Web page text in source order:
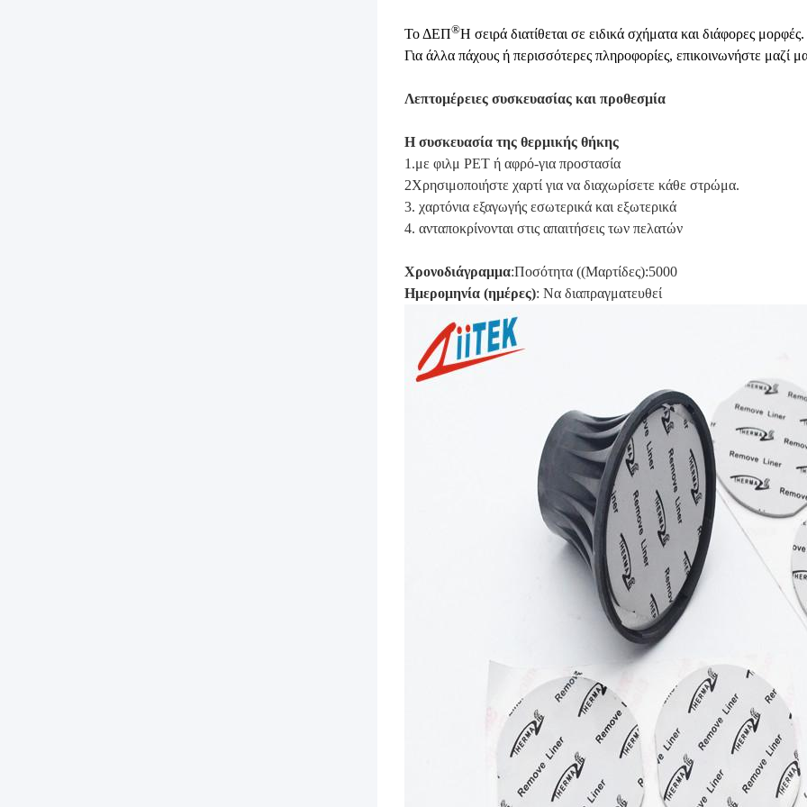
Το ΔΕΠ®Η σειρά διατίθεται σε ειδικά σχήματα και διάφορες μορφές.
Για άλλα πάχους ή περισσότερες πληροφορίες, επικοινωνήστε μαζί
Λεπτομέρειες συσκευασίας και προθεσμία
Η συσκευασία της θερμικής θήκης
1.με φιλμ PET ή αφρό-για προστασία
2Χρησιμοποιήστε χαρτί για να διαχωρίσετε κάθε στρώμα.
3. χαρτόνια εξαγωγής εσωτερικά και εξωτερικά
4. ανταποκρίνονται στις απαιτήσεις των πελατών
Χρονοδιάγραμμα:Ποσότητα ((Μαρτίδες):5000
Ημερομηνία (ημέρες): Να διαπραγματευθεί